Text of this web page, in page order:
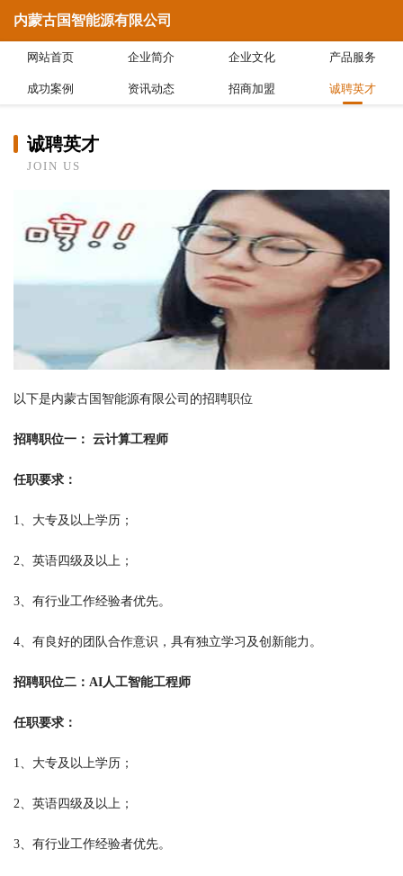
内蒙古国智能源有限公司
网站首页 企业简介 企业文化 产品服务
成功案例 资讯动态 招商加盟 诚聘英才
诚聘英才
JOIN US
以下是内蒙古国智能源有限公司的招聘职位
招聘职位一： 云计算工程师
任职要求：
1、大专及以上学历；
2、英语四级及以上；
3、有行业工作经验者优先。
4、有良好的团队合作意识，具有独立学习及创新能力。
招聘职位二：AI人工智能工程师
任职要求：
1、大专及以上学历；
2、英语四级及以上；
3、有行业工作经验者优先。